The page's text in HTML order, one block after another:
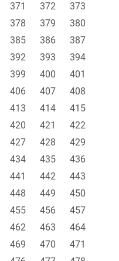
371 372
373
378 379
380
385 386
387
392 393
394
399 400
401
406 407
408
413 414
415
420 421
422
427 428
429
434 435
436
441 442
443
448 449
450
455 456
457
462 463
464
469 470
471